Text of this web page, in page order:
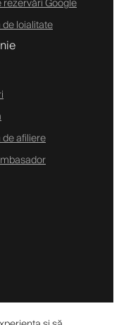
Google
loialitate
afiliere